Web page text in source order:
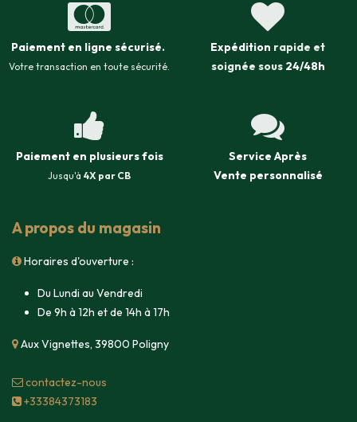
Paiement en ligne sécurisé.
Votre transaction en toute sécurité.
Expédition rapide et
soignée sous 24/48h
Paiement en plusieurs fois
Jusqu'à 4X par CB
Service Après
Vente personnalisé
A propos du magasin
Horaires d'ouverture :
Du Lundi au Vendredi
De 9h à 12h et de 14h à 17h
Aux Vignettes, 39800 Poligny
contacte​z-nous
+33384373183